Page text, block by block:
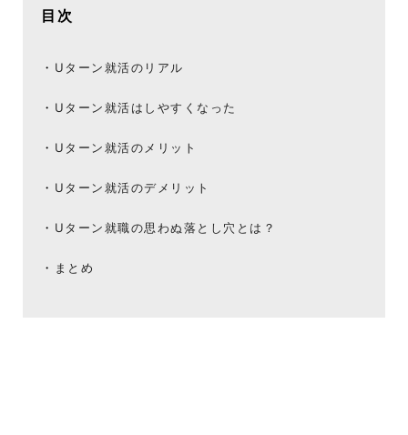
目次
Uターン就活のリアル
Uターン就活はしやすくなった
Uターン就活のメリット
Uターン就活のデメリット
Uターン就職の思わぬ落とし穴とは？
まとめ